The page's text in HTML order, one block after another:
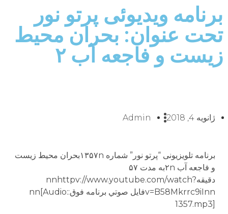
برنامه ویدیوئى پرتو نور
تحت عنوان: بحران محيط
زيست و فاجعه آب ۲
ژانویه 4, 2018 Admin
برنامه تلويزيونى “پرتو نور” شماره ۱۳۵۷nبحران محيط زيست
و فاجعه آب ۲nبه مدت ۵۷
دقيقهnnhttpv://www.youtube.com/watch?
v=B58Mkrrc9iInnفايل صوتي برنامه فوق:nn[Audio:
1357.mp3]